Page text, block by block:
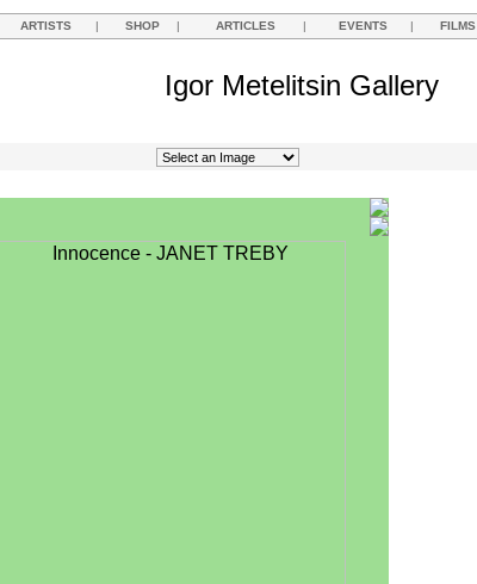
ARTISTS | SHOP | ARTICLES | EVENTS | FILMS
Igor Metelitsin Gallery